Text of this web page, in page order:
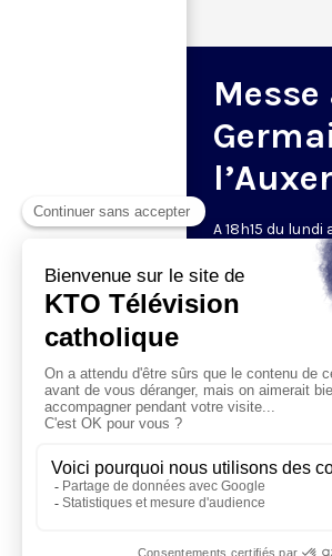
A 18h15 du
samedi et
messe en direct
l'Auxerrois,
aux chapelains
Visiter la